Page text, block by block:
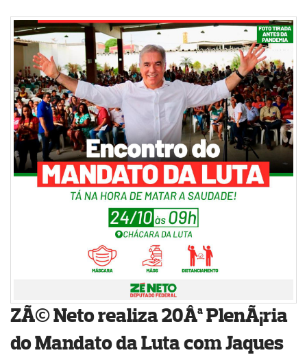
ZÃ© Neto realiza 20Âª PlenÃ¡ria
do Mandato da Luta com Jaques